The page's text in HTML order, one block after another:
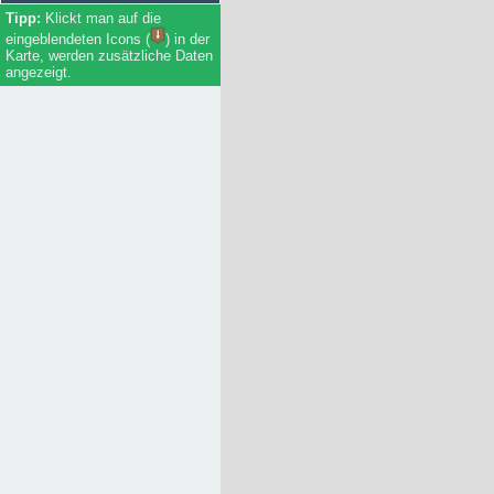
Soziale Einrichtungen
Einkaufsläden
Handwerker / Dienstleister
Firmen
Bildungseinrichtungen
Klickt man auf die
eingeblendeten Icons (
) in der
Karte, werden zusätzliche Daten
angezeigt.